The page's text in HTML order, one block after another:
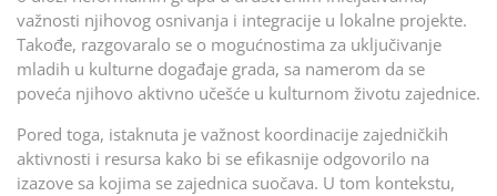
važnosti njihovog osnivanja i integracije u lokalne projekte.
Takođe, razgovaralo se o mogućnostima za uključivanje
mladih u kulturne događaje grada, sa namerom da se
poveća njihovo aktivno učešće u kulturnom životu zajednice.
Pored toga, istaknuta je važnost koordinacije zajedničkih
aktivnosti i resursa kako bi se efikasnije odgovorilo na
izazove sa kojima se zajednica suočava. U tom kontekstu,